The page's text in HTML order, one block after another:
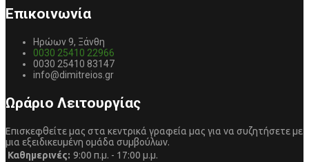
Επικοινωνία
Ηρώων 9, Ξάνθη
0030 25410 22966
0030 25410 83147
info@dimitreios.gr
Ωράριο Λειτουργίας
Επισκεφθείτε μας στα κεντρικά γραφεία μας για να συζητήσετε με
μια εξειδικευμένη ομάδα συμβούλων.
Καθημερινές: 9:00 π.μ. - 17:00 μ.μ.